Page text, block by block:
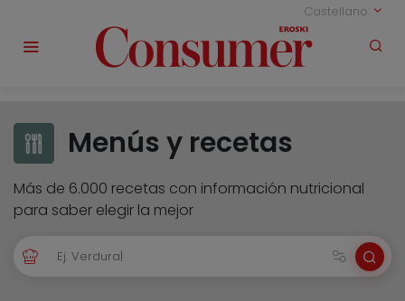
Castellano
Menús y recetas
Más de 6.000 recetas con información nutricional
para saber elegir la mejor